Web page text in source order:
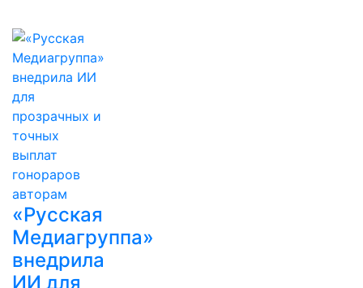
«Русская
Медиагруппа»
внедрила
ИИ для